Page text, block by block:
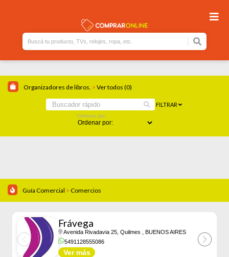
Organizadores de libros. > Ver todos (0)
Ordenar por:
FILTRAR
Guía Comercial > Comercios
Frávega
Avenida Rivadavia 25, Quilmes
, BUENOS AIRES
5491128555086
Ver más